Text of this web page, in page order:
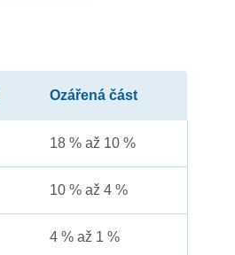
Ozářená část
18 % až 10 %
10 % až 4 %
4 % až 1 %